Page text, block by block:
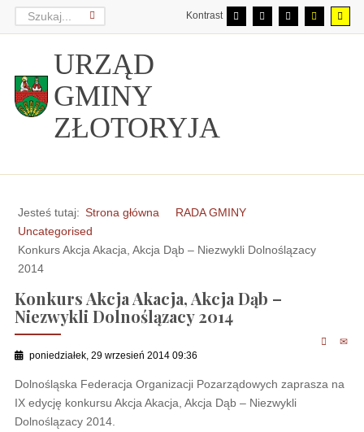
Kontrast
URZĄD
GMINY
ZŁOTORYJA
Jesteś tutaj: Strona główna
RADA GMINY
Uncategorised
Konkurs Akcja Akacja, Akcja Dąb – Niezwykli Dolnoślązacy
2014
Konkurs Akcja Akacja, Akcja Dąb –
Niezwykli Dolnoślązacy 2014
poniedziałek, 29 wrzesień 2014 09:36
Dolnośląska Federacja Organizacji Pozarządowych zaprasza na
IX edycję konkursu Akcja Akacja, Akcja Dąb – Niezwykli
Dolnoślązacy 2014.